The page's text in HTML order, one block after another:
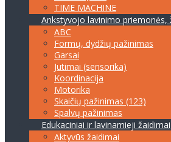
TIME MACHINE
Ankstyvojo lavinimo priemonės,
ABC
Formų, dydžių pažinimas
Garsai
Jutimai (sensorika)
Koordinacija
Motorika
Skaičių pažinimas (123)
Spalvų pažinimas
Edukaciniai ir lavinamieji žaidimai
Aktyvūs žaidimai